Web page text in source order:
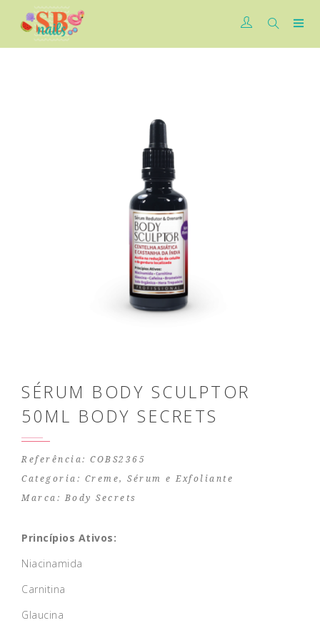
SÉRUM BODY SCULPTOR
50ML BODY SECRETS
Referência: COBS2365
Categoria: Creme, Sérum e Exfoliante
Marca: Body Secrets
Princípios Ativos:
Niacinamida
Carnitina
Glaucina